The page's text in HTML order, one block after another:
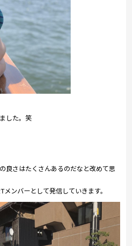
した。笑
良さはたくさんあるのだなと改めて思
ンバーとして発信していきます。